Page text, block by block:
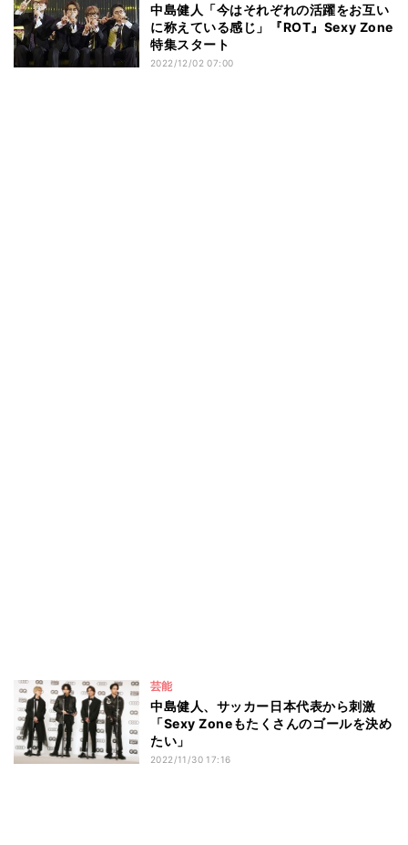
中島健人「今はそれぞれの活躍をお互い
に称えている感じ」『ROT』Sexy Zone
特集スタート
2022/12/02 07:00
芸能
中島健人、サッカー日本代表から刺激
「Sexy Zoneもたくさんのゴールを決め
たい」
2022/11/30 17:16